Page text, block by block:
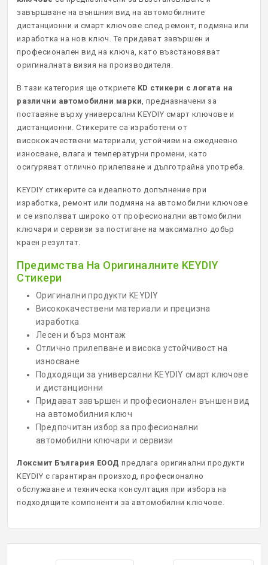
Покажи всички
КУТИЙКИ И АВТОКЛЮЧОВЕ
АВТОКЛЮЧАЛКИ И ЧАСТИ
ЧАСТИ ЗА АВТОКЛЮЧОВЕ
АКСЕСОАРИ ЗА АВТОКЛЮЧОВЕ
КУТИЙКИ ЗА АЛАРМИ
БРАВИ, ПАТРОНИ, АКСЕСОАРИ
ФРЕЗИ КЛЮЧАРСКИ
ШПЕРЦОВЕ И ИНСТРУМЕНТИ
КЛЮЧАРСКИ МАШИНИ
КЛЮЧАРСКИ УСЛУГИ
ИМОБИЛАЙЗЕРИ
завършване на външния вид на автомобилните
дистанционни и смарт ключове след ремонт, подмяна или
изработка на нов ключ. Те придават завършен и
професионален вид на ключа, като възстановяват
оригиналната визия на производителя.
В тази категория ще откриете KD стикери с логата на
различни автомобилни марки, предназначени за
поставяне върху универсални KEYDIY смарт ключове и
дистанционни. Стикерите са изработени от
висококачествени материали, устойчиви на ежедневно
износване, влага и температурни промени, като
осигуряват отлично прилепване и дълготрайна употреба.
KEYDIY стикерите са идеалното допълнение при
изработка, ремонт или подмяна на автомобилни ключове
и се използват широко от професионални автомобилни
ключари и сервизи за постигане на максимално добър
краен резултат.
Предимства На Оригиналните KEYDIY
Стикери
Оригинални продукти KEYDIY
Висококачествени материали и прецизна
изработка
Лесен и бърз монтаж
Отлично прилепване и висока устойчивост на
износване
Подходящи за универсални KEYDIY смарт ключове
и дистанционни
Придават завършен и професионален външен вид
на автомобилния ключ
Предпочитан избор за професионални
автомобилни ключари и сервизи
Локсмит България ЕООД предлага оригинални продукти
KEYDIY с гарантиран произход, професионално
обслужване и техническа консултация при избора на
подходящите компоненти за автомобилни ключове.